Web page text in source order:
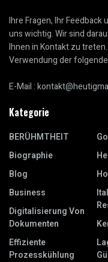
Ihre Fragen, Ihr
uns wichtig. Wir sind
Ihnen in Kontakt zu
Verwendung der
E-Mail :
Kategorie
BERÜHMTHEIT
Biographie
Blog
Business
Digitalisierung Von
Dokumenten
Effiziente
Prozesskühlung